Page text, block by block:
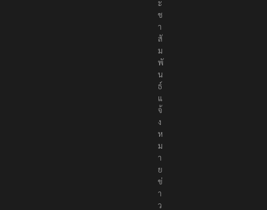
ะ
ช
า
สั
ม
พั
น
ธ์
แ
จ้
ง
ห
ม
า
ย
ข่
า
ว